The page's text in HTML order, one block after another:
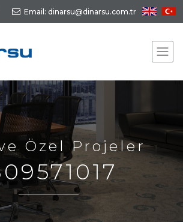
Email: dinarsu@dinarsu.com.tr
Özel Projeler